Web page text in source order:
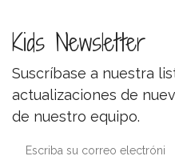
Kids Newsletter
Suscríbase a nuestra
actualizaciones de
de nuestro equipo.